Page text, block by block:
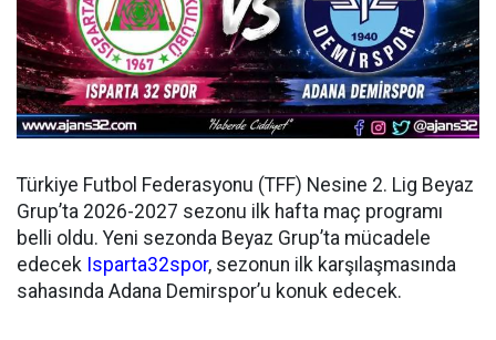
Türkiye Futbol Federasyonu (TFF) Nesine 2. Lig Beyaz
Grup’ta 2026-2027 sezonu ilk hafta maç programı
belli oldu. Yeni sezonda Beyaz Grup’ta mücadele
edecek Isparta32spor, sezonun ilk karşılaşmasında
sahasında Adana Demirspor’u konuk edecek.